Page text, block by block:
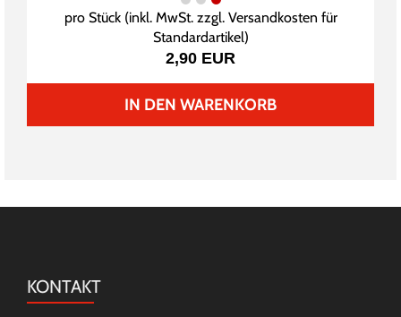
pro Stück (inkl. MwSt. zzgl. Versandkosten für
Standardartikel)
2,90 EUR
IN DEN WARENKORB
KONTAKT